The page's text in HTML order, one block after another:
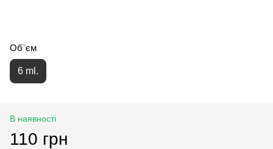
Об`єм
6 ml.
В наявності
110 грн